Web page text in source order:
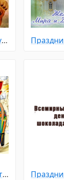
Праздники - С днем мужчин
Праздники - День учителя